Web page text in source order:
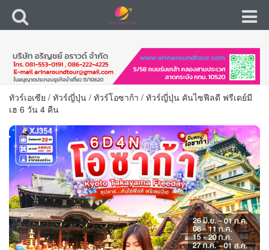
ทัวร์เอเซีย / ทัวร์ญี่ปุ่น / ทัวร์โอซาก้า / ทัวร์ญี่ปุ่น คันไซฟีลดี ฟรีเดย์มี
เฮ 6 วัน 4 คืน